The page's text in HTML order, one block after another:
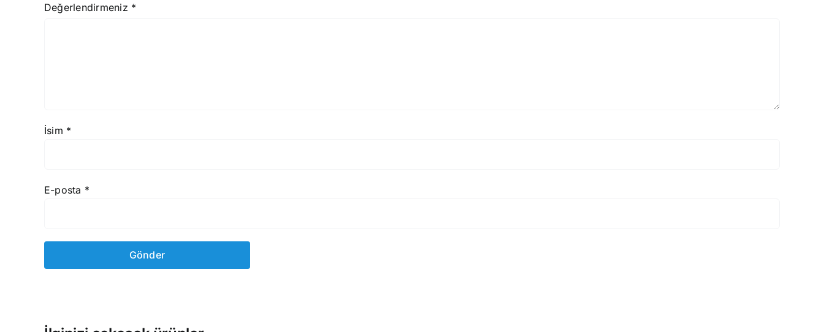
Değerlendirmeniz *
İsim *
E-posta *